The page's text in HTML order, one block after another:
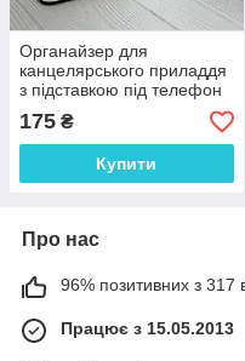
Органайзер для
канцелярського приладдя
з підставкою під телефон
"Стоматологу" 18.5*9 см
подвійний принт
175 ₴
Купити
Про нас
96% позитивних з 317
Працює з 15.05.2013